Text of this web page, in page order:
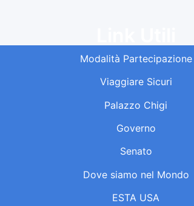
Modalità Partecipazione
Viaggiare Sicuri
Palazzo Chigi
Governo
Senato
Dove siamo nel Mondo
ESTA USA